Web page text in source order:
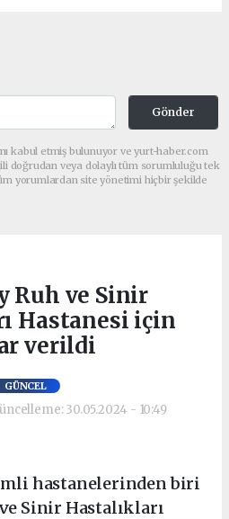
Gönder
kabul etmiş bulunuyor ve yurt-haber.com
doğrudan veya dolaylı tüm sorumluluğu tek
yorumlardan site yönetimi hiçbir şekilde
Ruh ve Sinir
Hastanesi için
verildi
GÜNCEL
30.05.2024 - 10:49
hastanelerinden biri
Sinir Hastalıkları